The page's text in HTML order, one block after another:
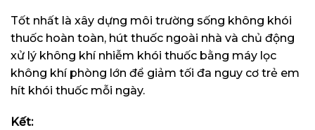
Tốt nhất là xây dựng môi trường sống không khói
thuốc hoàn toàn, hút thuốc ngoài nhà và chủ động
xử lý không khí nhiễm khói thuốc bằng máy lọc
không khí phòng lớn để giảm tối đa nguy cơ trẻ em
hít khói thuốc mỗi ngày.
Kết: